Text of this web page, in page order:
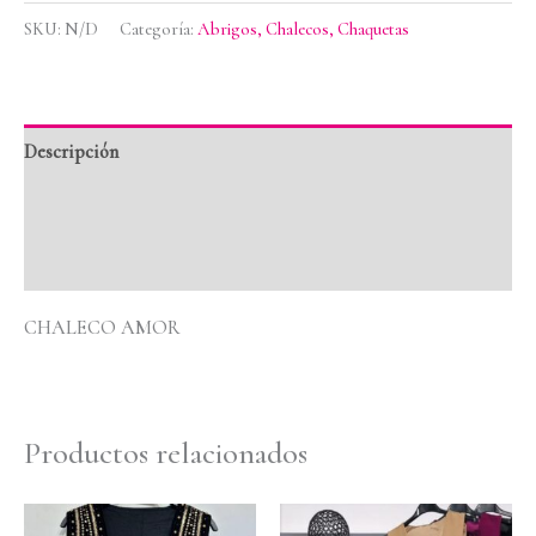
SKU: N/D Categoría: Abrigos, Chalecos, Chaquetas
Descripción
CHALECO AMOR
Productos relacionados
Rango